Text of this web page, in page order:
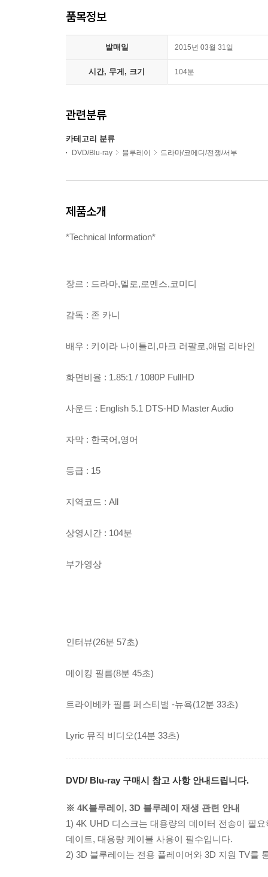
품목정보
발매일 2015년 03월 31일
시간, 무게, 크기 104분
관련분류
카테고리 분류
DVD/Blu-ray 블루레이 드라마/코메디/전쟁/서부
제품소개
*Technical Information*
장르 : 드라마,멜로,로멘스,코미디
감독 : 존 카니
배우 : 키이라 나이틀리,마크 러팔로,애덤 리바인
화면비율 : 1.85:1 / 1080P FullHD
사운드 : English 5.1 DTS-HD Master Audio
자막 : 한국어,영어
등급 : 15
지역코드 : All
상영시간 : 104분
부가영상
인터뷰(26분 57초)
메이킹 필름(8분 45초)
트라이베카 필름 페스티벌 -뉴욕(12분 33초)
Lyric 뮤직 비디오(14분 33초)
DVD/ Blu-ray 구매시 참고 사항 안내드립니다.
※ 4K블루레이, 3D 블루레이 재생 관련 안내
1) 4K UHD 디스크는 대용량의 데이터 전송이 필
데이트, 대용량 케이블 사용이 필수입니다.
2) 3D 블루레이는 전용 플레이어와 3D 지원 TV를